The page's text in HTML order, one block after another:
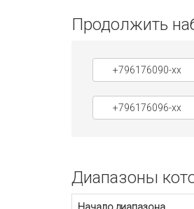
Продолжить
+796176090-xx
+796176096-xx
Диапазоны